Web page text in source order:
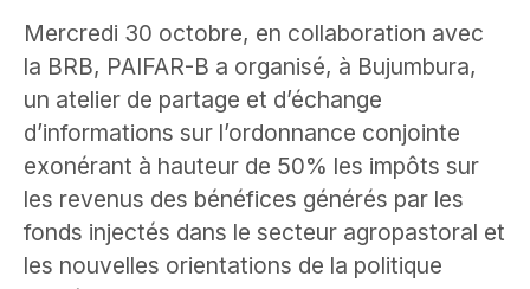
Mercredi 30 octobre, en collaboration avec
la BRB, PAIFAR-B a organisé, à Bujumbura,
un atelier de partage et d’échange
d’informations sur l’ordonnance conjointe
exonérant à hauteur de 50% les impôts sur
les revenus des bénéfices générés par les
fonds injectés dans le secteur agropastoral et
les nouvelles orientations de la politique